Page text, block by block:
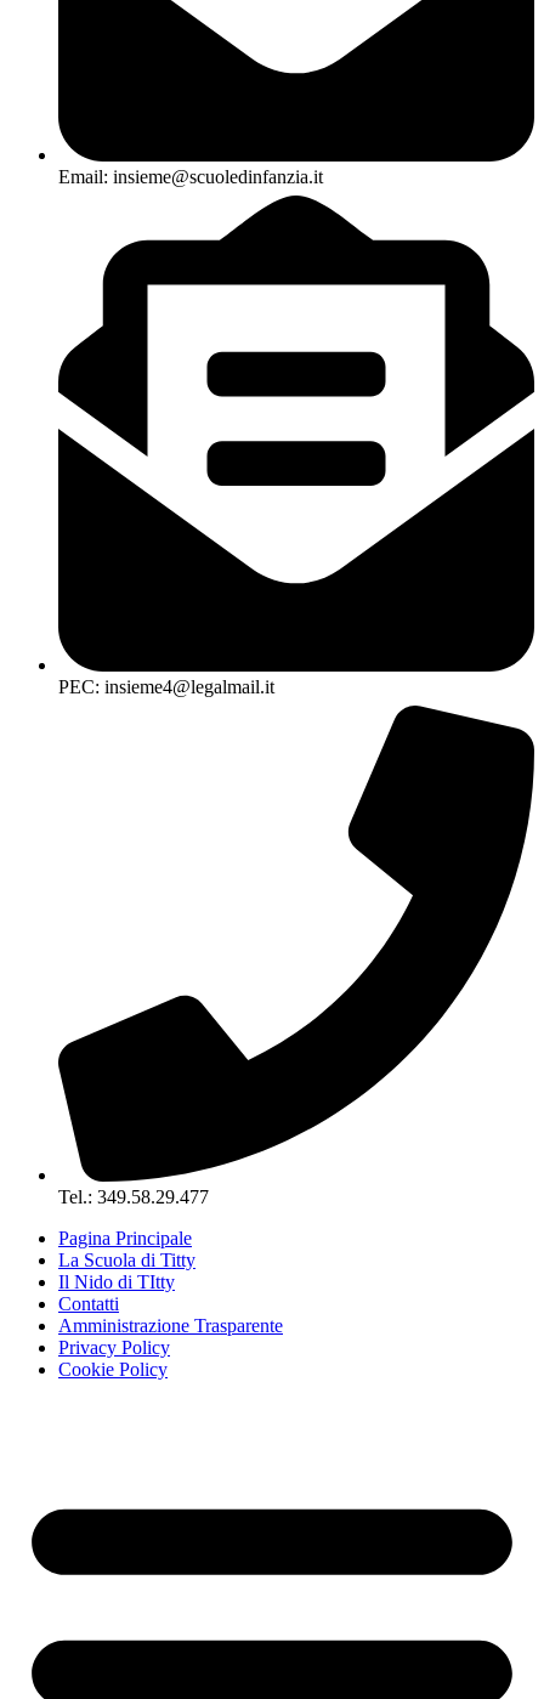
Email: insieme@scuoledinfanzia.it
PEC: insieme4@legalmail.it
Tel.: 349.58.29.477
Pagina Principale
La Scuola di Titty
Il Nido di TItty
Contatti
Amministrazione Trasparente
Privacy Policy
Cookie Policy